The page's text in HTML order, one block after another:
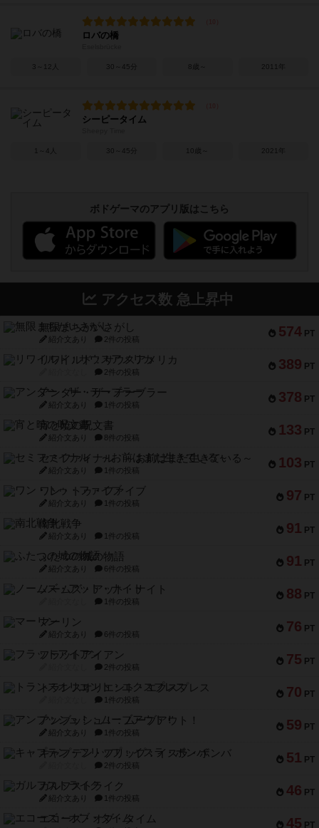
ロバの橋
3～12人 30～45分 8歳～ 2011年
シーピータイム
1～4人 30～45分 10歳～ 2021年
ボドゲーマのアプリ版はこちら
アクセス数 急上昇中
574 PT
無限まちがいさがし
紹介文あり 2件の投稿
389 PT
リワイルド：サウスアメリカ
2件の投稿
378 PT
アンダー・ザ・テーブラー
紹介文あり 1件の投稿
133 PT
宵と暁の呪文書
紹介文あり 8件の投稿
103 PT
セミファイナル ～お前はまだ生きている～
紹介文あり 1件の投稿
97 PT
ワン・トゥ・ファイブ
紹介文あり 1件の投稿
91 PT
南北戦争
紹介文あり 1件の投稿
91 PT
ふたつの城の物語
紹介文あり 6件の投稿
88 PT
ノームズ・アット・ナイト
1件の投稿
76 PT
マーリン
紹介文あり 6件の投稿
75 PT
フラットアイアン
2件の投稿
70 PT
トランスオリエント・エクスプレス
1件の投稿
59 PT
アンブッシュ！：ムーブアウト！
紹介文あり 1件の投稿
51 PT
キャプテン・フリップ：イスラ・ボンバ
2件の投稿
46 PT
ガルフストライク
紹介文あり 1件の投稿
45 PT
エコーズ・オブ・タイム